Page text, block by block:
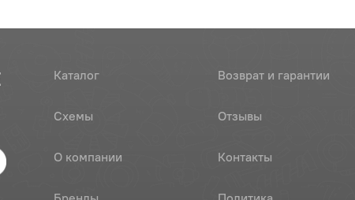
Каталог
Схемы
О компании
Возврат и гарантии
Отзывы
Контакты